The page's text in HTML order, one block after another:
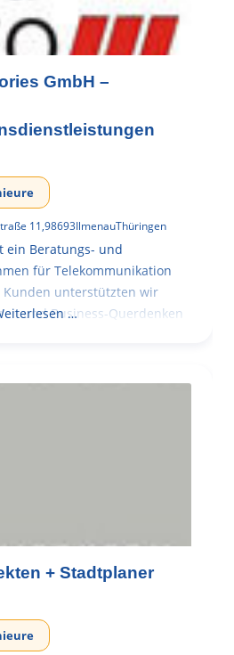
GmbH –
11,98693IlmenauThüringen
ein Beratungs- und
für Telekommunikation
Kunden unterstützten wir
und Business-Querdenken
…
+ Stadtplaner